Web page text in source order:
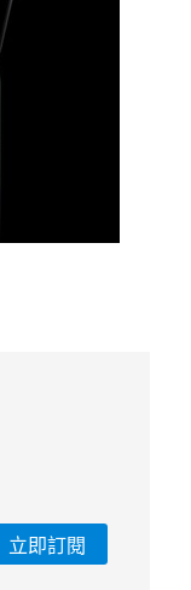
立即訂閱